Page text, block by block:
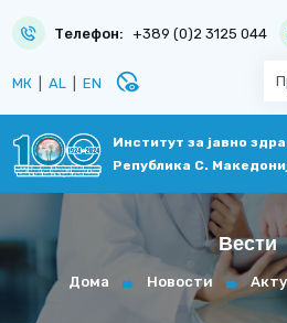
Телефон: +389 (0)2 3125 044
МК AL EN disabled_visible
Институт за јавно
Република С.
Вести
Дома Новости